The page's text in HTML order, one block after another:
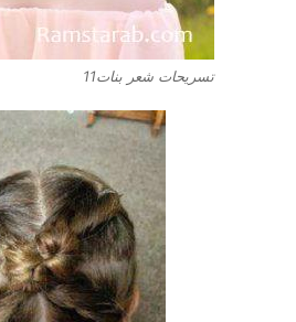
تسريحات شعر بنات11